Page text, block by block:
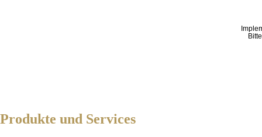
Produkte und Services